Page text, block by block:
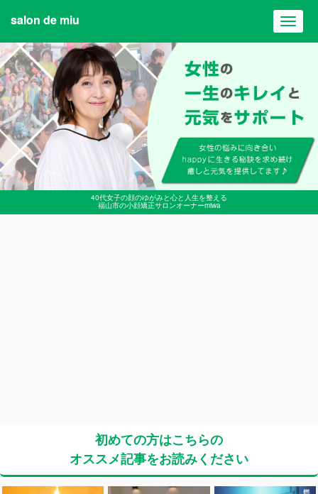
40代女子の顔のゆがみと心と人生を整える
福山市の小顔矯正サロンオーナーmiwa
salon de miu
初めての方はこちらの
オススメ記事をお読みください